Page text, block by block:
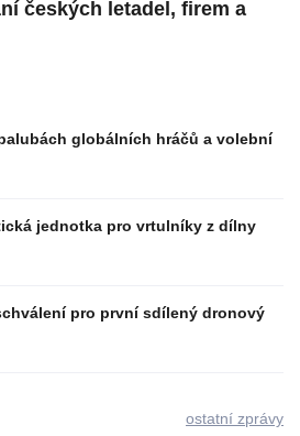
českých letadel, firem a
globálních hráčů a volební
jednotka pro vrtulníky z dílny
pro první sdílený dronový
ostatní zprávy